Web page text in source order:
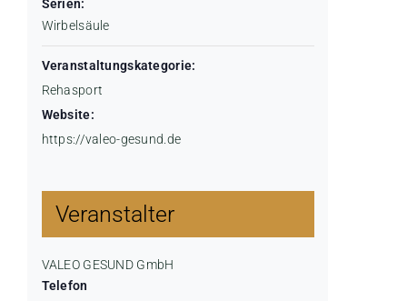
Serien:
Wirbelsäule
Veranstaltungskategorie:
Rehasport
Website:
https://valeo-gesund.de
Veranstalter
VALEO GESUND GmbH
Telefon